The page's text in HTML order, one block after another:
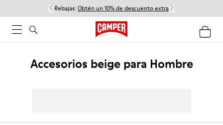
Rebajas: Obtén un 10% de descuento extra
Accesorios beige para Hombre